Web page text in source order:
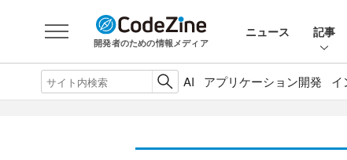
開発者のための情報メディア
ニュース 記事
AI アプリケーション開発 イ